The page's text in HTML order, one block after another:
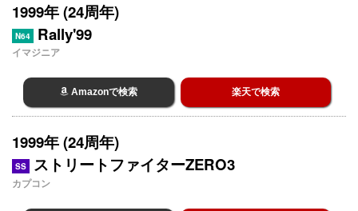
1999年 (24周年)
N64 Rally'99
イマジニア
Amazonで検索 楽天で検索
1999年 (24周年)
SS ストリートファイターZERO3
カプコン